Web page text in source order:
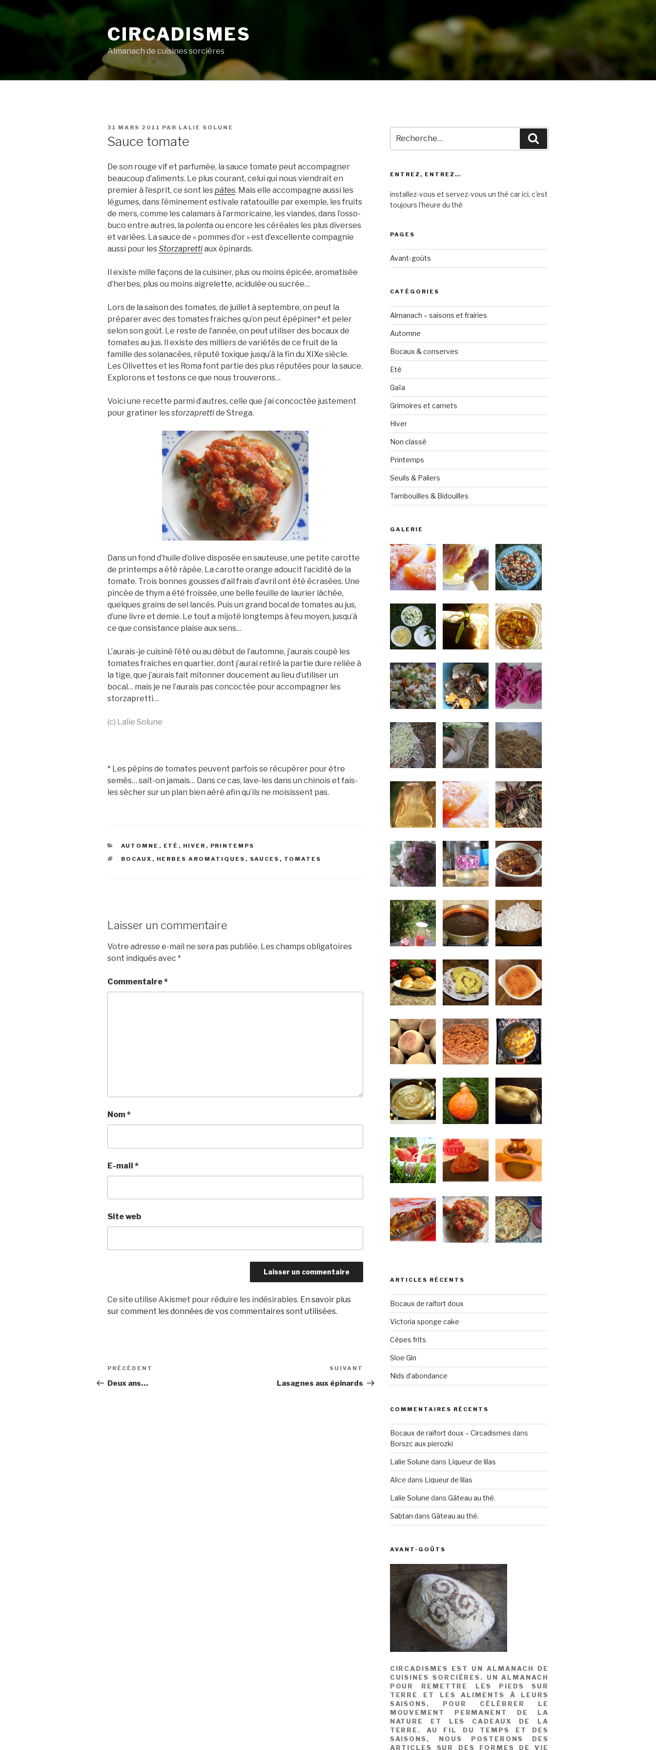
Aller
contenu
CIRCADISMES
Almanach de cuisines sorcières
PUBLIÉ
31 MARS 2011 PAR LALIE SOLUNE
Sauce tomate
De son rouge vif et parfumée, la sauce tomate peut accompagner
beaucoup d’aliments. Le plus courant, celui qui nous viendrait en
premier à l’esprit, ce sont lespâtes. Mais elle accompagne aussi les
légumes, dans l’éminement estivale ratatouille par exemple, les fruits
de mers, comme les calamars à l’armoricaine, les viandes, dans l’osso-
buco entre autres, la polenta ou encore les céréales les plus diverses
et variées. La sauce de « pommes d’or » est d’excellente compagnie
aussi pour lesStorzaprettiaux épinards.
Il existe mille façons de la cuisiner, plus ou moins épicée, aromatisée
d’herbes, plus ou moins aigrelette, acidulée ou sucrée…
Lors de la saison des tomates, de juillet à septembre, on peut la
préparer avec des tomates fraîches qu’on peut épépiner* et peler
selon son goût. Le reste de l’année, on peut utiliser des bocaux de
tomates au jus. Il existe des milliers de variétés de ce fruit de la
famille des solanacées, réputé toxique jusqu’à la fin du XIXe siècle.
Les Olivettes et les Roma font partie des plus réputées pour la sauce.
Explorons et testons ce que nous trouverons…
Voici une recette parmi d’autres, celle que j’ai concoctée justement
pour gratiner lesstorzaprettide Strega.
Dans un fond d’huile d’olive disposée en sauteuse, une petite carotte
de printemps a été râpée. La carotte orange adoucit l’acidité de la
tomate. Trois bonnes gousses d’ail frais d’avril ont été écrasées. Une
pincée de thym a été froissée, une belle feuille de laurier lâchée,
quelques grains de sel lancés. Puis un grand bocal de tomates au jus,
d’une livre et demie. Le tout a mijoté longtemps à feu moyen, jusqu’à
ce que consistance plaise aux sens…
L’aurais-je cuisiné l’été ou au début de l’automne, j’aurais coupé les
tomates fraîches en quartier, dont j’aurai retiré la partie dure reliée à
la tige, que j’aurais fait mitonner doucement au lieu d’utiliser un
bocal… mais je ne l’aurais pas concoctée pour accompagner les
storzapretti…
(c) Lalie Solune
* Les pépins de tomates peuvent parfois se récupérer pour être
semés… sait-on jamais… Dans ce cas, lave-les dans un chinois et fais-
les sécher sur un plan bien aéré afin qu’ils ne moisissent pas.
CATÉGORIES
AUTOMNE , ETÉ , HIVER , PRINTEMPS
ÉTIQUETTES
BOCAUX , HERBES AROMATIQUES , SAUCES , TOMATES
Laisser un commentaire
Votre adresse e-mail ne sera pas publiée. Les champs obligatoires
sont indiqués avec *
Commentaire*
Nom*
E-mail *
Site web
Ce site utilise Akismet pour réduire les indésirables. En savoir plus
sur comment les données de vos commentaires sont utilisées.
Navigation
de
Article
précédent
PRÉCÉDENT
Deux ans…
Article
suivant
SUIVANT
Lasagnes aux épinards
pour
:
ENTREZ, ENTREZ…
installez-vous et servez-vous un thé car ici, c'est
toujours l'heure du thé
PAGES
Avant-goûts
CATÉGORIES
Almanach – saisons et frairies
Automne
Bocaux & conserves
Eté
Gaïa
Grimoires et carnets
Hiver
Non classé
Printemps
Seuils & Paliers
Tambouilles & Bidouilles
GALERIE
ARTICLES RÉCENTS
Bocaux de raifort doux
Victoria sponge cake
Cèpes frits
Sloe Gin
Nids d’abondance
COMMENTAIRES RÉCENTS
Bocaux de raifort doux – Circadismes dans
Borszc aux pierozki
Lalie Solune dans Liqueur de lilas
Alice dans Liqueur de lilas
Lalie Solune dans Gâteau au thé.
Sabtan dans Gâteau au thé.
AVANT-GOÛTS
CIRCADISMES EST UN ALMANACH DE
CUISINES SORCIÈRES. UN ALMANACH
POUR REMETTRE LES PIEDS SUR
TERRE ET LES ALIMENTS À LEURS
SAISONS, POUR CÉLÉBRER LE
MOUVEMENT PERMANENT DE LA
NATURE ET LES CADEAUX DE LA
TERRE. AU FIL DU TEMPS ET DES
SAISONS, NOUS POSTERONS DES
ARTICLES SUR DES FORMES DE VIE